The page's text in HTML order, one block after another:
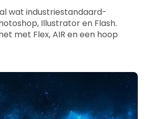
wat industriestandaard-
Illustrator en Flash.
met Flex, AIR en een hoop